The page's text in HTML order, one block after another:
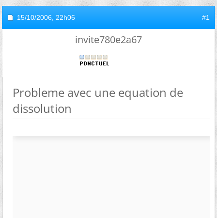
15/10/2006, 22h06 #1
invite780e2a67
Probleme avec une equation de
dissolution